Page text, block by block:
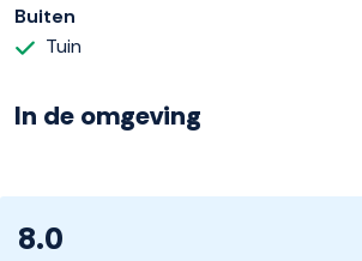
Buiten
Tuin
In de omgeving
8.0